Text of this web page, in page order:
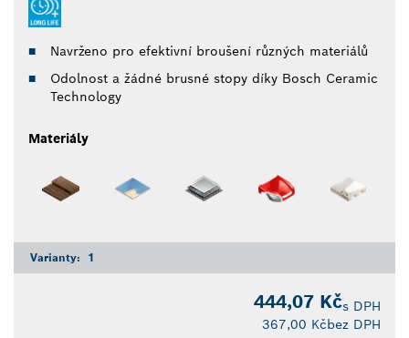
Navrženo pro efektivní broušení různých materiálů
Odolnost a žádné brusné stopy díky Bosch Ceramic
Technology
Materiály
Varianty: 1
444,07 Kčs DPH
367,00 Kčbez DPH